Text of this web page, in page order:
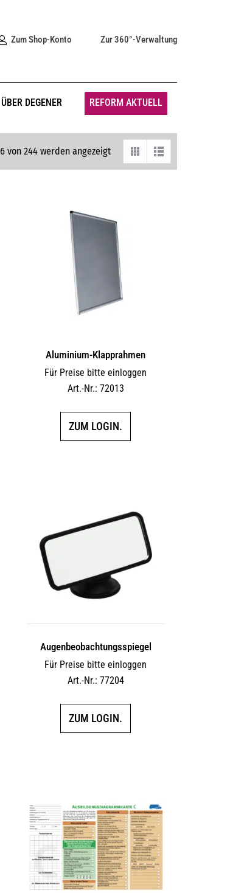
Zum Shop-Konto Zur 360°-Verwaltung
ÜBER DEGENER REFORM AKTUELL
von 244 werden angezeigt
Aluminium-Klapprahmen
Für Preise bitte einloggen
Art.-Nr.: 72013
ZUM LOGIN.
Augen­beobach­tungs­spiegel
Für Preise bitte einloggen
Art.-Nr.: 77204
ZUM LOGIN.